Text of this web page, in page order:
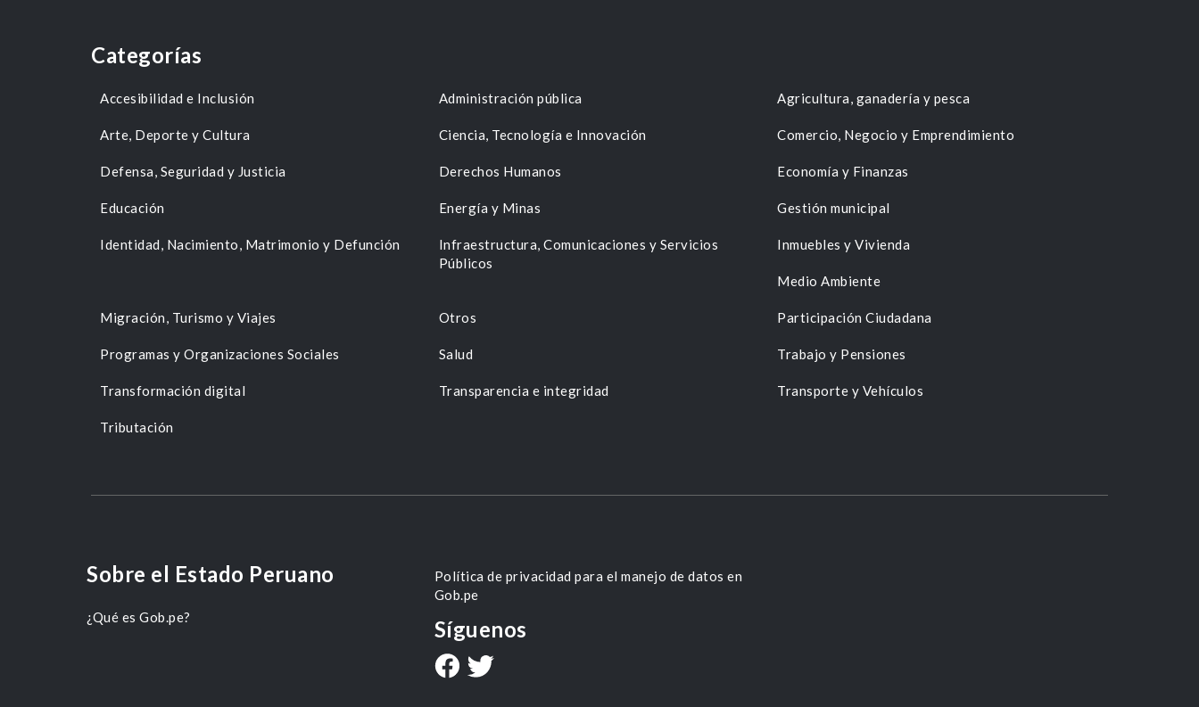
Categorías
Accesibilidad e Inclusión Administración pública Agricultura, ganadería y pesca
Arte, Deporte y Cultura Ciencia, Tecnología e Innovación Comercio, Negocio y Emprendimiento
Defensa, Seguridad y Justicia Derechos Humanos Economía y Finanzas
Educación Energía y Minas Gestión municipal
Identidad, Nacimiento, Matrimonio y Defunción
Infraestructura, Comunicaciones y Servicios
Públicos
Inmuebles y Vivienda
Medio Ambiente
Migración, Turismo y Viajes Otros Participación Ciudadana
Programas y Organizaciones Sociales Salud Trabajo y Pensiones
Transformación digital Transparencia e integridad Transporte y Vehículos
Tributación
Sobre el Estado Peruano
¿Qué es Gob.pe?
Política de privacidad para el manejo de datos en
Gob.pe
Síguenos